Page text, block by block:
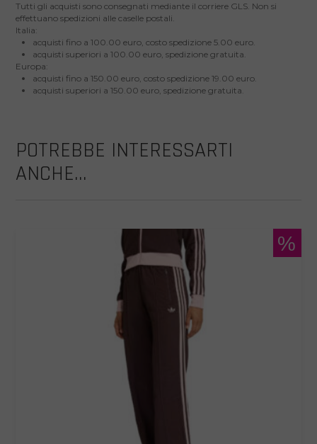
Tutti gli acquisti sono consegnati mediante il corriere GLS. Non si
effettuano spedizioni alle caselle postali.
Italia:
acquisti fino a 100.00 euro, costo spedizione 5.00 euro.
acquisti superiori a 100.00 euro, spedizione gratuita.
Europa:
acquisti fino a 150.00 euro, costo spedizione 19.00 euro.
acquisti superiori a 150.00 euro, spedizione gratuita.
POTREBBE INTERESSARTI
ANCHE...
%